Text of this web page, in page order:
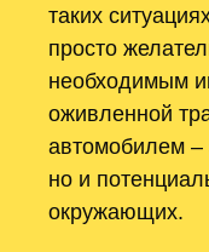
таких
просто
необходимым
оживленной
автомобилем –
но и
окружающих.